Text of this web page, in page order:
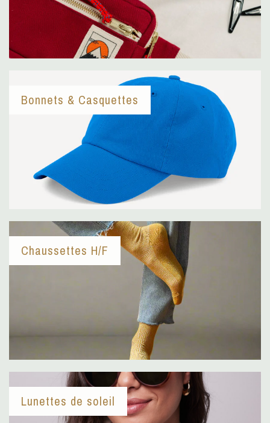
Bonnets & Casquettes
Chaussettes H/F
Lunettes de soleil